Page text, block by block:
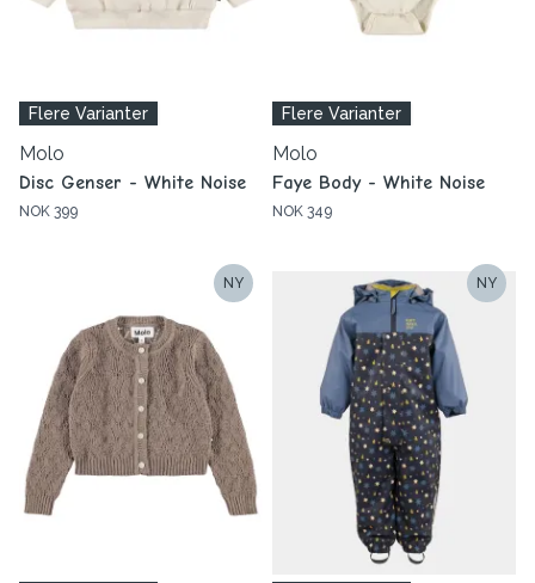
Flere Varianter
Molo
Disc Genser - White Noise
NOK 399
Flere Varianter
Molo
Faye Body - White Noise
NOK 349
NY NY